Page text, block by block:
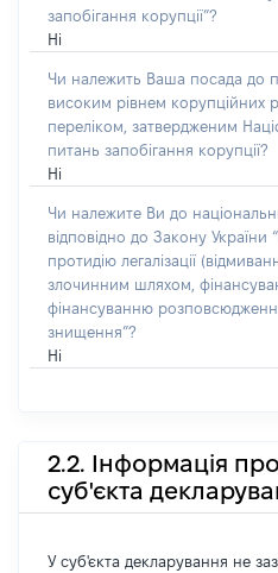
запобігання корупції”?
Ні
Чи належить Ваша посада до
високим рівнем корупційних
переліком, затвердженим
питань запобігання корупції?
Ні
Чи належите Ви до
відповідно до Закону України
протидію легалізації
злочинним шляхом,
фінансуванню
знищення”?
Ні
2.2. Інформація про
суб'єкта
У суб'єкта декларування не